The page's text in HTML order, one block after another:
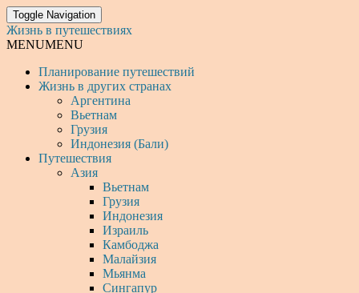
Toggle Navigation
Жизнь в путешествиях
MENUMENU
Планирование путешествий
Жизнь в других странах
Аргентина
Вьетнам
Грузия
Индонезия (Бали)
Путешествия
Азия
Вьетнам
Грузия
Индонезия
Израиль
Камбоджа
Малайзия
Мьянма
Сингапур